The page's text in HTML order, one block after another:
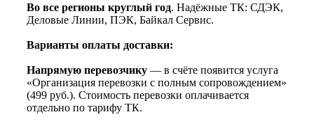
Во все регионы круглый год. Надёжные ТК: СДЭК,
Деловые Линии, ПЭК, Байкал Сервис.
Варианты оплаты доставки:
Напрямую перевозчику — в счёте появится услуга
«Организация перевозки с полным сопровождением»
(499 руб.). Стоимость перевозки оплачивается
отдельно по тарифу ТК.